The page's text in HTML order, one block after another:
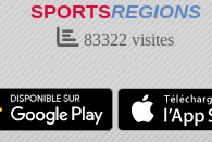
SPORTSREGIONS
83322 visites